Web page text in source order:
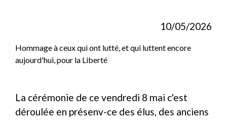
10/05/2026
Hommage à ceux qui ont lutté, et qui luttent encore
aujourd'hui, pour la Liberté
La cérémonie de ce vendredi 8 mai c'est
déroulée en présenv-ce des élus, des anciens